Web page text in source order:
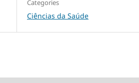
Categories
Ciências da Saúde